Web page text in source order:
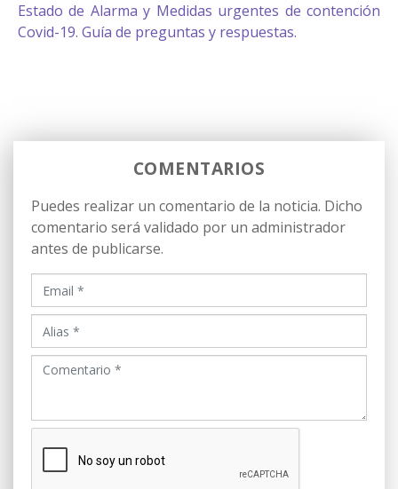
Estado de Alarma y Medidas urgentes de contención
Covid-19. Guía de preguntas y respuestas.
COMENTARIOS
Puedes realizar un comentario de la noticia. Dicho
comentario será validado por un administrador
antes de publicarse.